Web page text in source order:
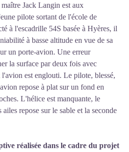
Jack Langin est aux
pilote sortant de l'école de
à l'escadrille 54S basée à Hyères, il
à basse altitude en vue de sa
un porte-avion. Une erreur
la surface par deux fois avec
est englouti. Le pilote, blessé,
repose à plat sur un fond en
L'hélice est manquante, le
repose sur le sable et la seconde
réalisée dans le cadre du projet